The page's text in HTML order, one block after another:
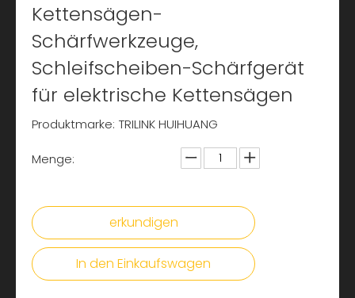
Kettensägen-
Schärfwerkzeuge,
Schleifscheiben-Schärfgerät
für elektrische Kettensägen
Produktmarke: TRILINK HUIHUANG
Menge:
erkundigen
In den Einkaufswagen